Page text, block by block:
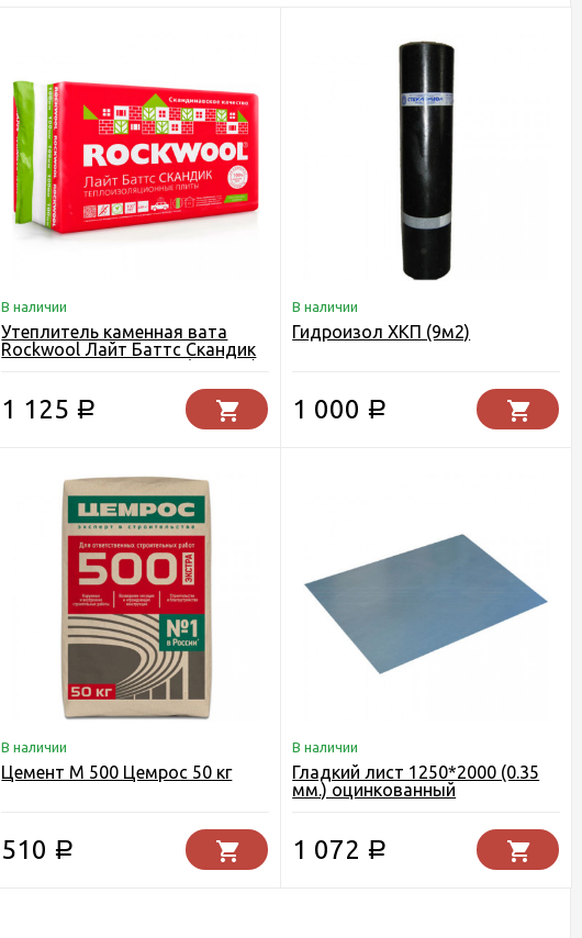
В наличии
Утеплитель каменная вата
Rockwool Лайт Баттс Скандик
800х600х50 мм 12 шт (5,76 м2)
1 125 Р
В наличии
Гидроизол ХКП (9м2)
1 000 Р
В наличии
Цемент М 500 Цемрос 50 кг
510 Р
В наличии
Гладкий лист 1250*2000 (0.35
мм.) оцинкованный
1 072 Р